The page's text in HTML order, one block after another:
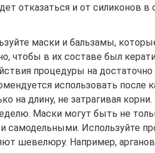
отказаться и от силиконов
маски и бальзамы,
чтобы в их составе был
процедуры на
использовать после
на длину, не затрагивая
Маски могут быть не
самодельными. Используйте
шевелюру. Например,